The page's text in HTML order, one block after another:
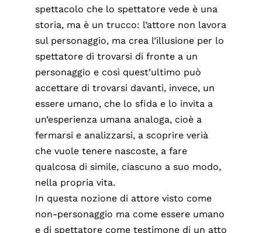
spettacolo che lo spettatore vede è una
storia, ma è un trucco: l’attore non lavora
sul personaggio, ma crea l’illusione per lo
spettatore di trovarsi di fronte a un
personaggio e così quest’ultimo può
accettare di trovarsi davanti, invece, un
essere umano, che lo sfida e lo invita a
un’esperienza umana analoga, cioè a
fermarsi e analizzarsi, a scoprire verià
che vuole tenere nascoste, a fare
qualcosa di simile, ciascuno a suo modo,
nella propria vita.
In questa nozione di attore visto come
non-personaggio ma come essere umano
e di spettatore come testimone di un atto